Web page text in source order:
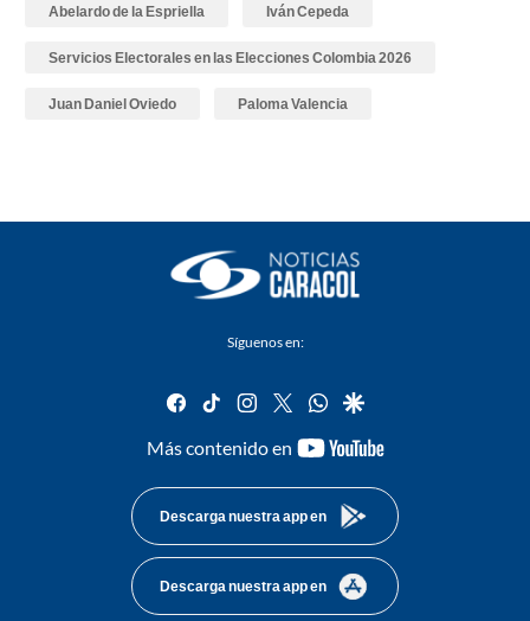
Abelardo de la Espriella Iván Cepeda
Servicios Electorales en las Elecciones Colombia 2026
Juan Daniel Oviedo Paloma Valencia
Síguenos en:
facebook
tiktok instagram
twitterwhatsapp
google
Más contenido en
youtube-
Descarga nuestra app en
Descarga nuestra app en